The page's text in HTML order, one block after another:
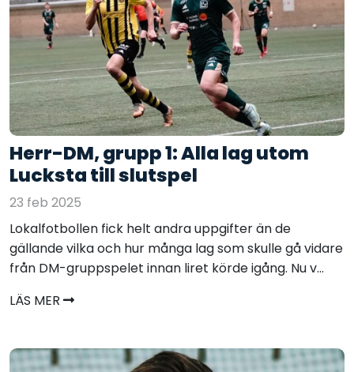
Herr-DM, grupp 1: Alla lag utom
Lucksta till slutspel
23 feb 2025
Lokalfotbollen fick helt andra uppgifter än de
gällande vilka och hur många lag som skulle gå vidare
från DM-gruppspelet innan liret körde igång. Nu v...
LÄS MER